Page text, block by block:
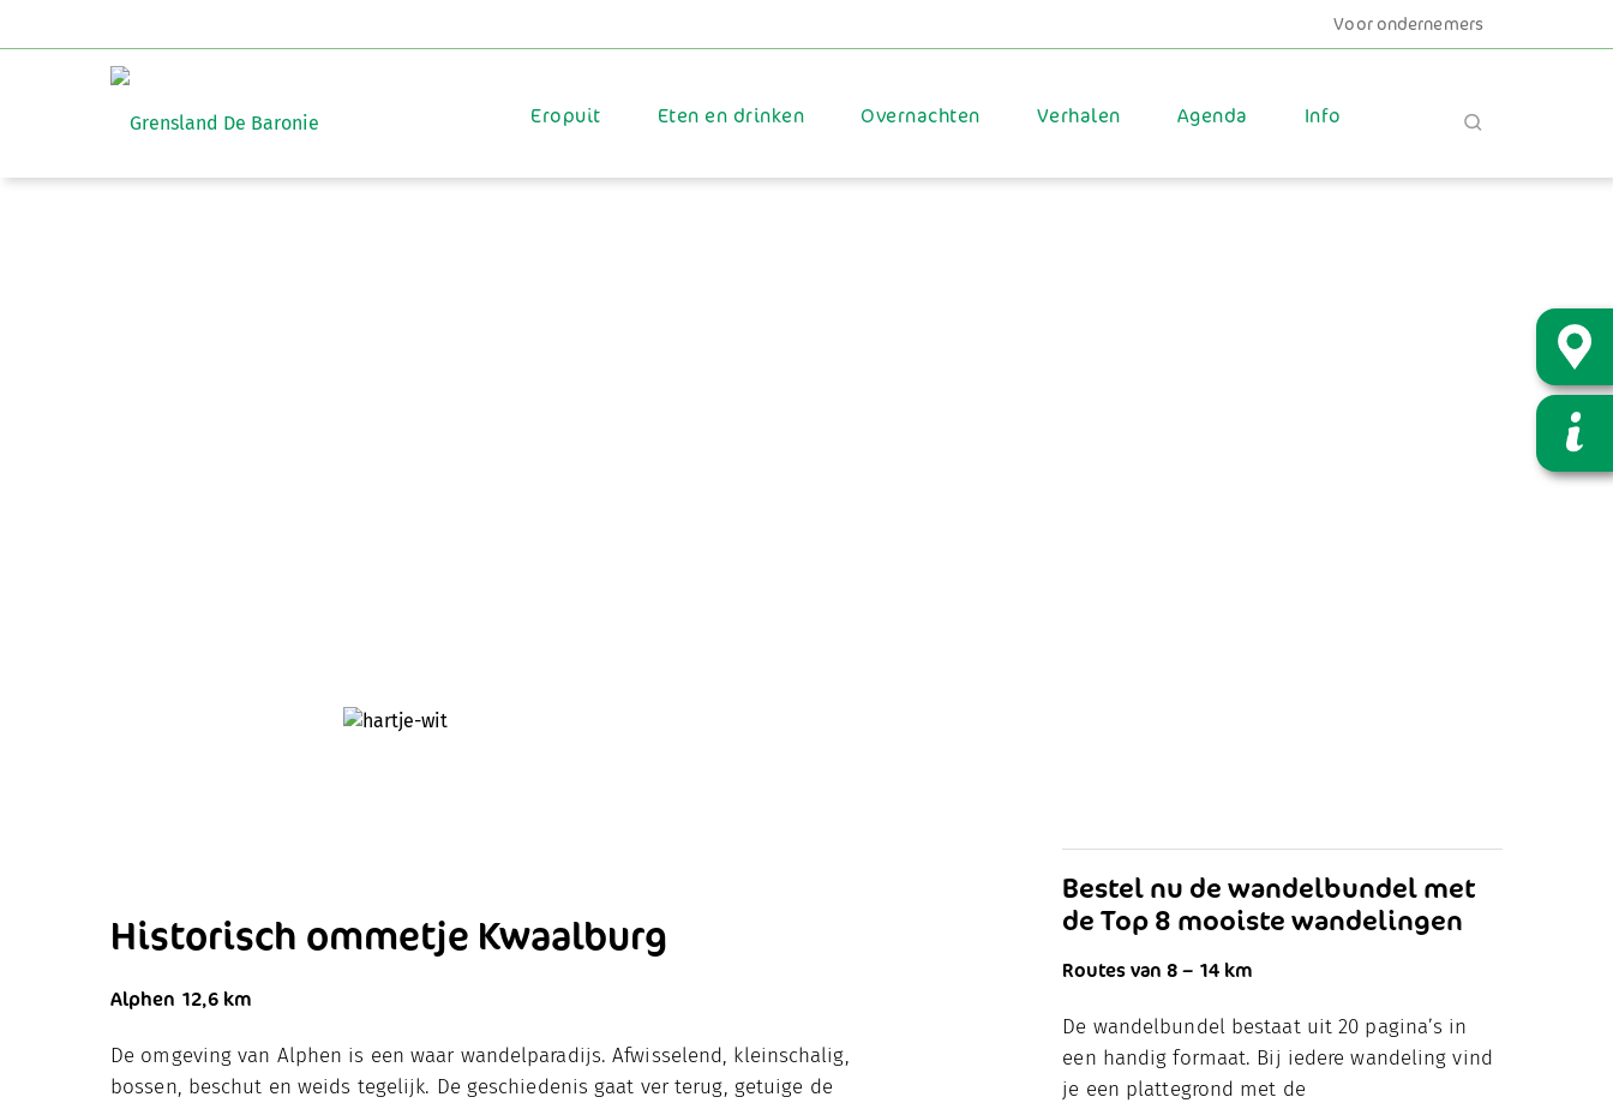
Voor ondernemers
Eropuit Eten en drinken Overnachten Verhalen Agenda Info
Historisch ommetje Kwaalburg
Alphen 12,6 km
De omgeving van Alphen is een waar wandelparadijs. Afwisselend, kleinschalig,
bossen, beschut en weids tegelijk. De geschiedenis gaat ver terug, getuige de
Bestel nu de wandelbundel met
de Top 8 mooiste wandelingen
Routes van 8 – 14 km
De wandelbundel bestaat uit 20 pagina’s in
een handig formaat. Bij iedere wandeling vind
je een plattegrond met de